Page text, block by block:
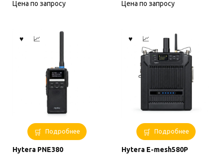
Цена по запросу
Цена по запросу
Подробнее
Hytera PNE380
Подробнее
Hytera E-mesh580P